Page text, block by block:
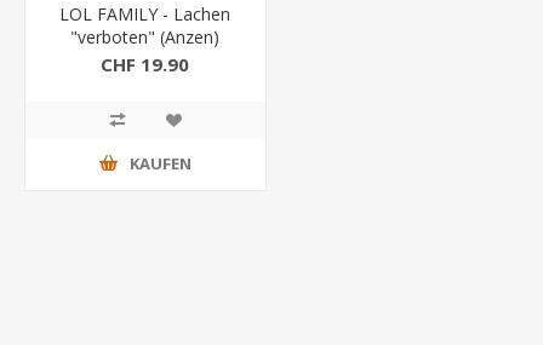
LOL FAMILY - Lachen
"verboten" (Anzen)
CHF 19.90
KAUFEN